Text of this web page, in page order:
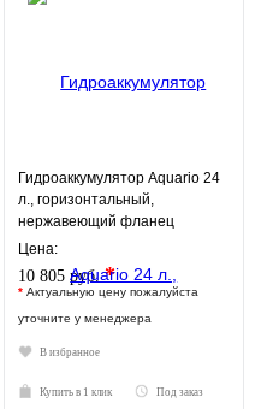
Гидроаккумулятор Aquario 24
л., горизонтальный,
нержавеющий фланец
Цена:
10 805 руб.*
* Актуальную цену пожалуйста
уточните у менеджера
В избранное
Купить в 1 клик Под заказ